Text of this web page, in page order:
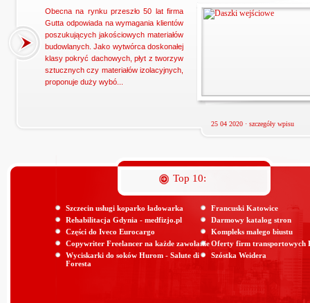
Obecna na rynku przeszło 50 lat firma
Gutta odpowiada na wymagania klientów
poszukujących jakościowych materiałów
budowlanych. Jako wytwórca doskonałej
klasy pokryć dachowych, płyt z tworzyw
sztucznych czy materiałów izolacyjnych,
proponuje duży wybó...
25 04 2020 · szczegóły wpisu
Top 10:
Szczecin usługi koparko ładowarka
Rehabilitacja Gdynia - medfizjo.pl
Części do Iveco Eurocargo
Copywriter Freelancer na każde zawołanie
Wyciskarki do soków Hurom - Salute di
Foresta
Francuski Katowice
Darmowy katalog stron
Kompleks małego biustu
Oferty firm transportowych
Szóstka Weidera